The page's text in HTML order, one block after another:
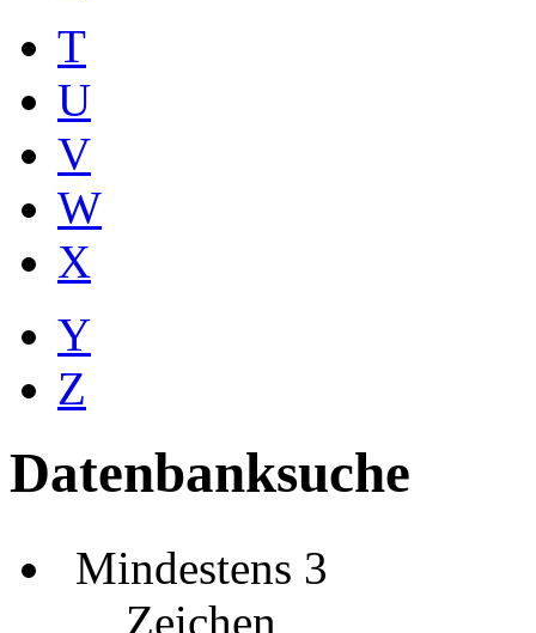
T
U
V
W
X
Y
Z
Datenbanksuche
Mindestens 3
Zeichen